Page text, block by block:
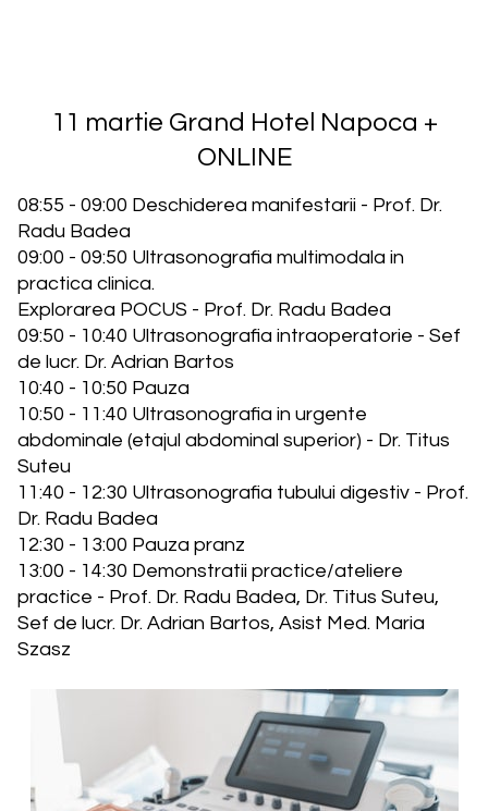
11 martie Grand Hotel Napoca +
ONLINE
08:55 - 09:00 Deschiderea manifestarii - Prof. Dr.
Radu Badea
09:00 - 09:50 Ultrasonografia multimodala in
practica clinica.
Explorarea POCUS - Prof. Dr. Radu Badea
09:50 - 10:40 Ultrasonografia intraoperatorie - Sef
de lucr. Dr. Adrian Bartos
10:40 - 10:50 Pauza
10:50 - 11:40 Ultrasonografia in urgente
abdominale (etajul abdominal superior) - Dr. Titus
Suteu
11:40 - 12:30 Ultrasonografia tubului digestiv - Prof.
Dr. Radu Badea
12:30 - 13:00 Pauza pranz
13:00 - 14:30 Demonstratii practice/ateliere
practice - Prof. Dr. Radu Badea, Dr. Titus Suteu,
Sef de lucr. Dr. Adrian Bartos, Asist Med. Maria
Szasz